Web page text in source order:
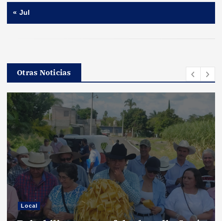
« Jul
Otras Noticias
Local